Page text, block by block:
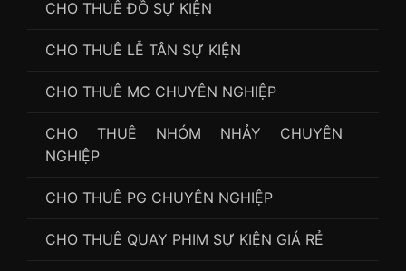
CHO THUÊ ĐỒ SỰ KIỆN
CHO THUÊ LỄ TÂN SỰ KIỆN
CHO THUÊ MC CHUYÊN NGHIỆP
CHO THUÊ NHÓM NHẢY CHUYÊN
NGHIỆP
CHO THUÊ PG CHUYÊN NGHIỆP
CHO THUÊ QUAY PHIM SỰ KIỆN GIÁ RẺ